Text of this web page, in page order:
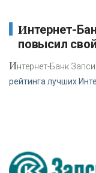
Интернет-Банк для физических лиц
повысил
Интернет-Банк
рейтинга лучших